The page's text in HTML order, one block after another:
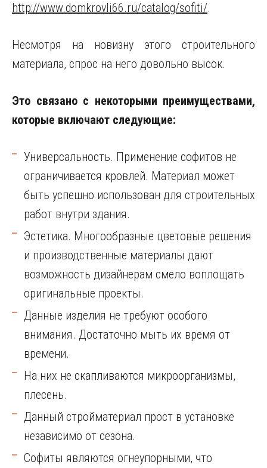
http://www.domkrovli66.ru/catalog/sofiti/.
Несмотря на новизну этого строительного
материала, спрос на него довольно высок.
Это связано с некоторыми преимуществами,
которые включают следующие:
Универсальность. Применение софитов не
ограничивается кровлей. Материал может
быть успешно использован для строительных
работ внутри здания.
Эстетика. Многообразные цветовые решения
и производственные материалы дают
возможность дизайнерам смело воплощать
оригинальные проекты.
Данные изделия не требуют особого
внимания. Достаточно мыть их время от
времени.
На них не скапливаются микроорганизмы,
плесень.
Данный стройматериал прост в установке
независимо от сезона.
Софиты являются огнеупорными, что